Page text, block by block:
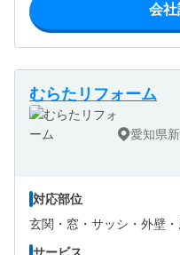
会社
むらたリフォーム
愛知県
対応部位
玄関・ 窓・サッシ・ 外壁・